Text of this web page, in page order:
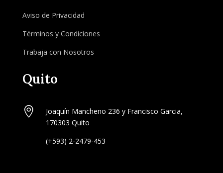
Aviso de Privacidad
Términos y Condiciones
Trabaja con Nosotros
Quito

Joaquín Mancheno 236 y Francisco Garcia,
170303 Quito
(+593) 2-2479-453